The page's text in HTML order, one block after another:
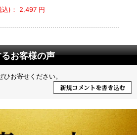
)：
2,497 円
お客様の声
お寄せください。